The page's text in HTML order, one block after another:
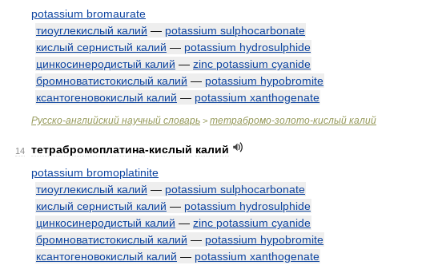
potassium bromaurate
тиоуглекислый калий — potassium sulphocarbonate
кислый сернистый калий — potassium hydrosulphide
цинкосинеродистый калий — zinc potassium cyanide
бромноватистокислый калий — potassium hypobromite
ксантогеновокислый калий — potassium xanthogenate
Русско-английский научный словарь > тетрабромо-золото-кислый калий
14 тетрабромоплатина-кислый калий
potassium bromoplatinite
тиоуглекислый калий — potassium sulphocarbonate
кислый сернистый калий — potassium hydrosulphide
цинкосинеродистый калий — zinc potassium cyanide
бромноватистокислый калий — potassium hypobromite
ксантогеновокислый калий — potassium xanthogenate